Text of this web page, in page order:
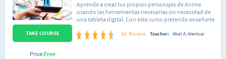
Aprende a crear tus propios personajes de Anime
usando las herramientas necesarias sin necesidad de
una tableta digital. Con este curso pretendo enseñarte
0, no importa si no tienes conocimientos previos de
adobe flash o de dibujo, aquí te enseñare las 2 cosas.
12 Reviews Teacher: Abel A. Arenivar
TAKE COURSE
Price:Free